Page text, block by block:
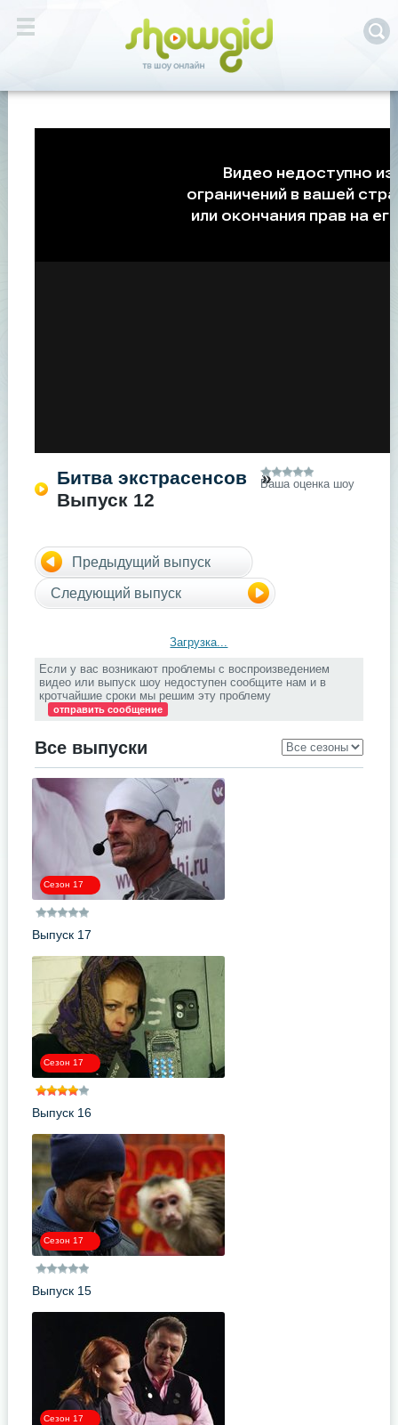
Битва экстрасенсов
»
Выпуск 12
Ваша оценка шоу
Предыдущий выпуск
Следующий выпуск
Загрузка...
Если у вас возникают проблемы с воспроизведением
видео или выпуск шоу недоступен сообщите нам и в
кротчайшие сроки мы решим эту проблему
отправить сообщение
Все выпуски
Сезон 17
Выпуск 17
Сезон 17
Выпуск 16
Сезон 17
Выпуск 15
Сезон 17